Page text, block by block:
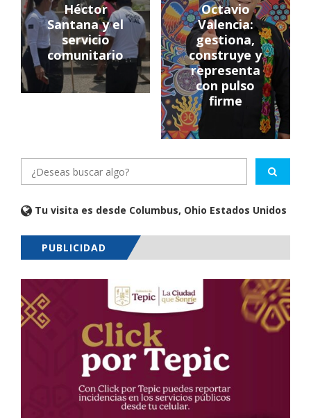
Héctor
Santana y el
servicio
comunitario
Octavio
Valencia:
gestiona,
construye y
representa
con pulso
firme
Tu visita es desde Columbus, Ohio Estados Unidos
PUBLICIDAD